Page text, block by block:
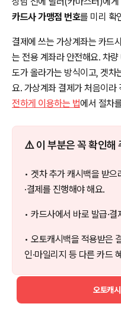
카드사 가맹점 번호를 미리 확
결제에 쓰는 가상계좌는 카드
는 전용 계좌라 안전해요. 차
도가 올라가는 방식이고, 겟차
요. 가상계좌 결제가 처음이라
전하게 이용하는 법에서 절차
⚠️ 이 부분은 꼭 확인해
• 겟차 추가 캐시백을 받으
·결제를 진행해야 해요.
• 카드사에서 바로 발급·
• 오토캐시백을 적용받은
인·마일리지 등 다른 카드
오토캐